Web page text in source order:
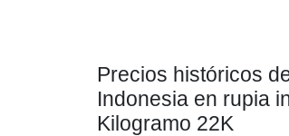
Precios históricos
Indonesia en rupia
Kilogramo 22K